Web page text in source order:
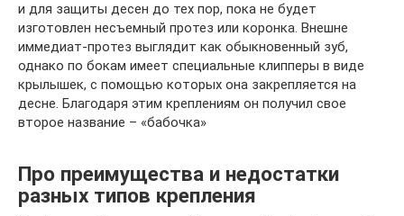
и для защиты десен до тех пор, пока не будет
изготовлен несъемный протез или коронка. Внешне
иммедиат-протез выглядит как обыкновенный зуб,
однако по бокам имеет специальные клипперы в виде
крылышек, с помощью которых она закрепляется на
десне. Благодаря этим креплениям он получил свое
второе название – «бабочка»
Про преимущества и недостатки
разных типов крепления